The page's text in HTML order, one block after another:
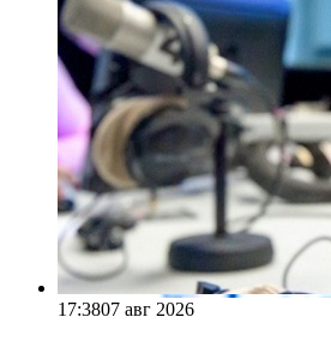
17:3807 авг 2026